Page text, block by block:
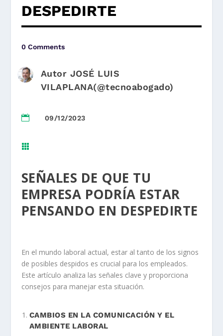
DESPEDIRTE
0 Comments
Autor JOSÉ LUIS
VILAPLANA(@tecnoabogado)
 09/12/2023

SEÑALES DE QUE TU
EMPRESA PODRÍA ESTAR
PENSANDO EN DESPEDIRTE
En el mundo laboral actual, estar al tanto de los signos
de posibles despidos es crucial para los empleados.
Este artículo analiza las señales clave y proporciona
consejos para manejar esta situación.
CAMBIOS EN LA COMUNICACIÓN Y EL
AMBIENTE LABORAL